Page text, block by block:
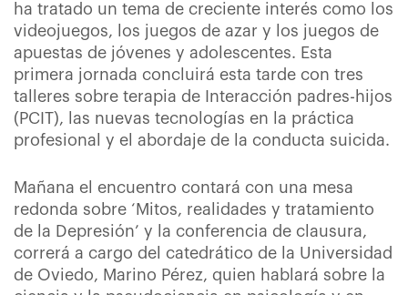
ha tratado un tema de creciente interés como los
videojuegos, los juegos de azar y los juegos de
apuestas de jóvenes y adolescentes. Esta
primera jornada concluirá esta tarde con tres
talleres sobre terapia de Interacción padres-hijos
(PCIT), las nuevas tecnologías en la práctica
profesional y el abordaje de la conducta suicida.
Mañana el encuentro contará con una mesa
redonda sobre ‘Mitos, realidades y tratamiento
de la Depresión’ y la conferencia de clausura,
correrá a cargo del catedrático de la Universidad
de Oviedo, Marino Pérez, quien hablará sobre la